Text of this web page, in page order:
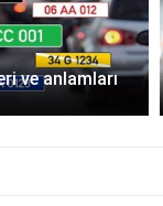
ve anlamları